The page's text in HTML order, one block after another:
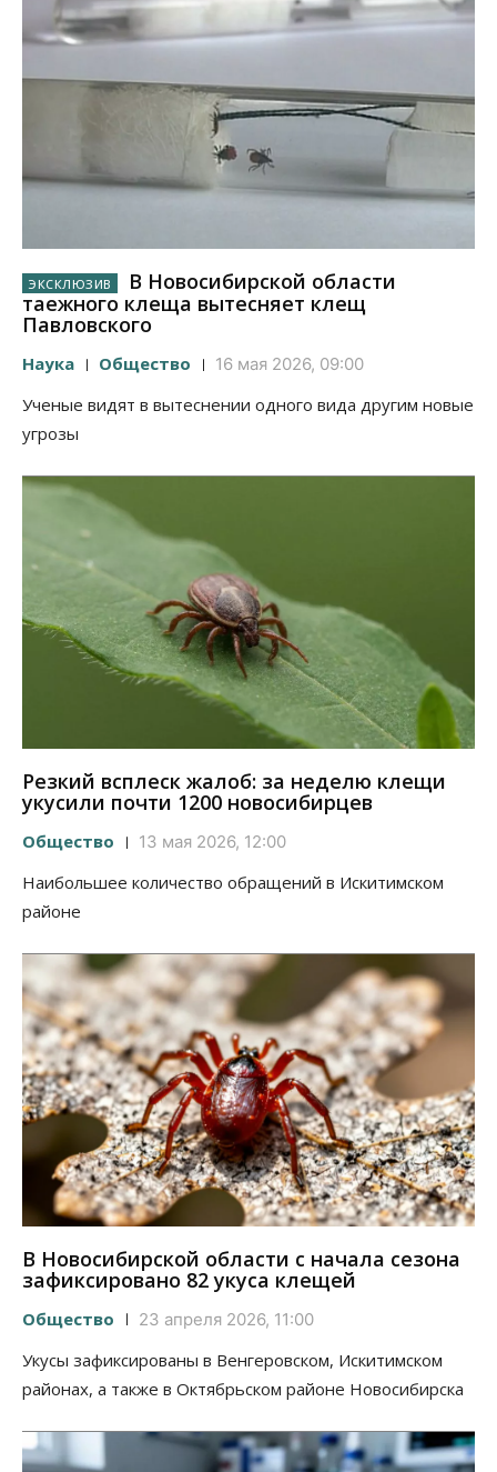
В Новосибирской области
таежного клеща вытесняет клещ
Павловского
Наука Общество 16 мая 2026, 09:00
Ученые видят в вытеснении одного вида другим новые
угрозы
Резкий всплеск жалоб: за неделю клещи
укусили почти 1200 новосибирцев
Общество 13 мая 2026, 12:00
Наибольшее количество обращений в Искитимском
районе
В Новосибирской области с начала сезона
зафиксировано 82 укуса клещей
Общество 23 апреля 2026, 11:00
Укусы зафиксированы в Венгеровском, Искитимском
районах, а также в Октябрьском районе Новосибирска